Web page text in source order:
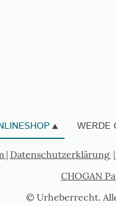
| Datenschutzerklärung |
CHOGAN
© Urheberrecht.